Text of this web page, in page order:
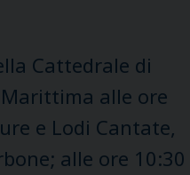
Cattedrale di
Marittima alle ore
e Lodi Cantate,
alle ore 10:30